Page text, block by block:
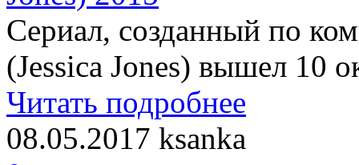
Сериал, созданный по
(Jessica Jones) вышел 10
Читать подробнее
08.05.2017 ksanka